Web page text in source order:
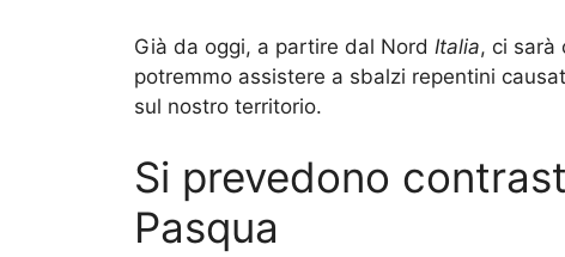
Già da oggi, a partire dal Nord Italia, ci sarà
potremmo assistere a sbalzi repentini
sul nostro territorio.
Si prevedono
Pasqua